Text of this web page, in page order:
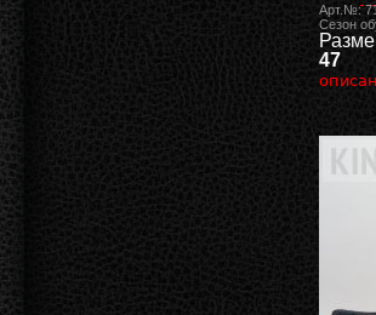
Арт.№:
Сезон
47